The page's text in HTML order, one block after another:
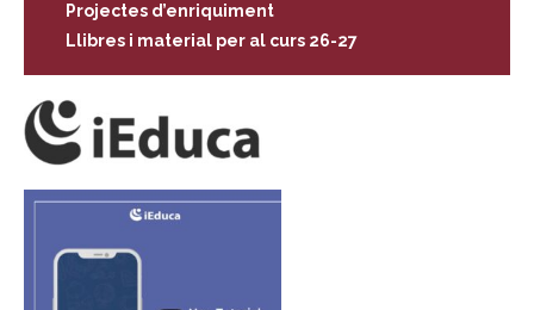
Projectes d’enriquiment
Llibres i material per al curs 26-27